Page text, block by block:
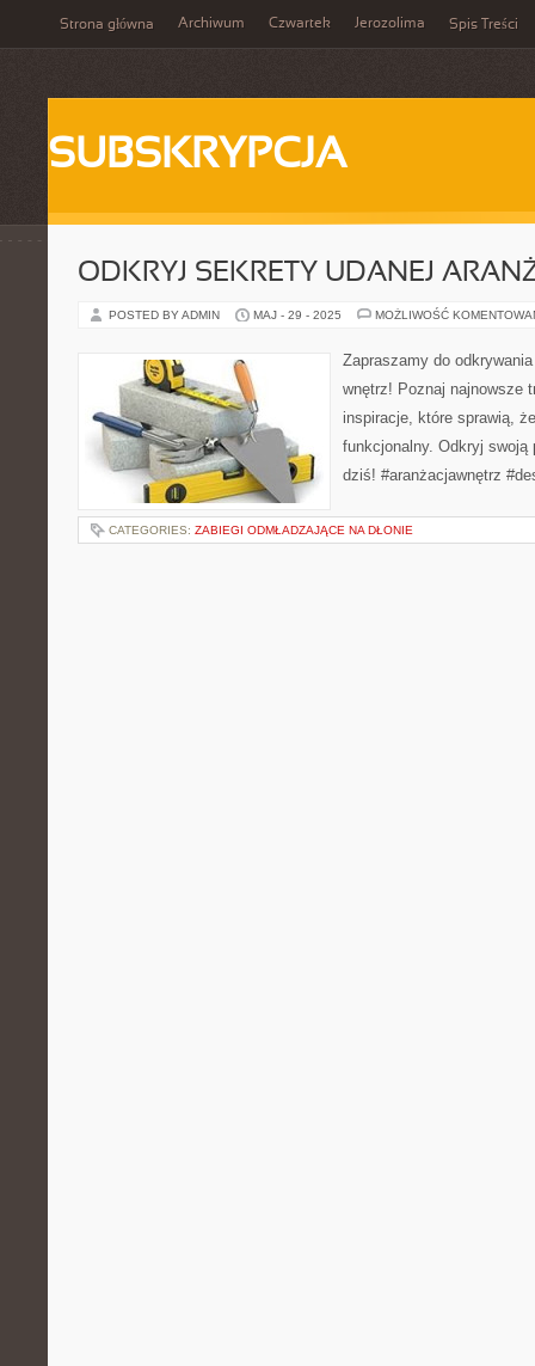
Strona główna Archiwum Czwartek Jerozolima Spis Treści
SUBSKRYPCJA
ODKRYJ SEKRETY UDANEJ
POSTED BY ADMIN MAJ - 29 - 2025 MOŻLIWOŚĆ
Zapraszamy do
wnętrz! Poznaj najnowsze
inspiracje, które sprawią,
funkcjonalny. Odkryj
dziś! #aranżacjawnętrz
CATEGORIES: ZABIEGI ODMŁADZAJĄCE NA DŁONIE